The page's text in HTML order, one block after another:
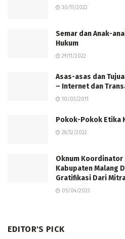
30/11/2022
Semar dan Anak-
Hukum
29/11/2022
Asas-asas dan
– Internet dan
10/03/2011
Pokok-Pokok Etika
28/12/2022
Oknum Koordinator
Kabupaten Malang
Gratifikasi Dari
05/04/2023
EDITOR'S PICK